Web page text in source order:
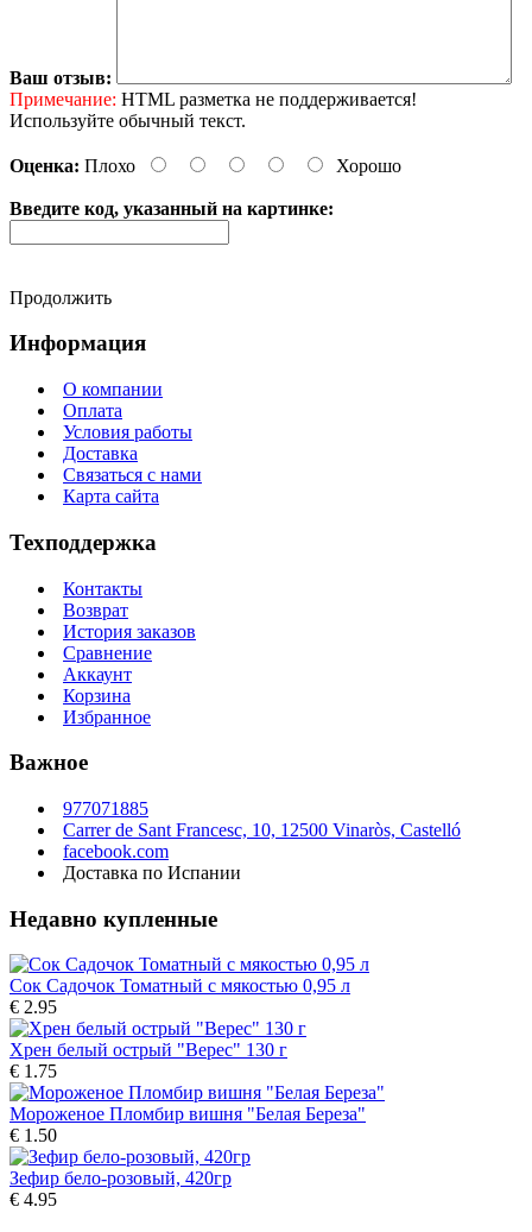
Ваш отзыв:
Примечание: HTML разметка не поддерживается!
Используйте обычный текст.
Оценка: Плохо Хорошо
Введите код, указанный на картинке:
Продолжить
Информация
О компании
Оплата
Условия работы
Доставка
Связаться с нами
Карта сайта
Техподдержка
Контакты
Возврат
История заказов
Сравнение
Аккаунт
Корзина
Избранное
Важное
977071885
Carrer de Sant Francesc, 10, 12500 Vinaròs, Castelló
facebook.com
Доставка по Испании
Недавно купленные
Сок Садочок Томатный с мякостью 0,95 л
€ 2.95
Хрен белый острый "Верес" 130 г
€ 1.75
Мороженое Пломбир вишня "Белая Береза"
€ 1.50
Зефир бело-розовый, 420гp
€ 4.95